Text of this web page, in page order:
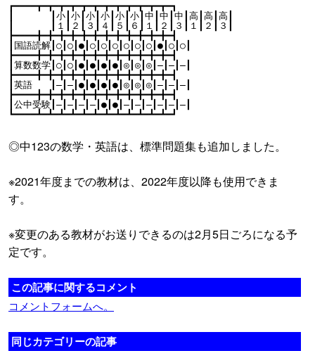
┏━━━━┳━┳━┳━┳━┳━┳━┳━┳━┳━┳━┳━┳━┓
┃ ┃小┃小┃小┃小┃小┃小┃中┃中┃中┃高┃高┃高┃
┃ ┃１┃２┃３┃４┃５┃６┃１┃２┃３┃１┃２┃３┃
┣━━━━╋━╋━╋━╋━╋━╋━╋━╋━╋━╋━╋━╋━┫
┃国語読解┃○┃○┃●┃○┃○┃○┃○┃○┃○┃●┃○┃○┃
┣━━━━╋━╋━╋━╋━╋━╋━╋━╋━╋━╋━╋━╋━┫
┃算数数学┃○┃○┃●┃●┃●┃●┃◎┃◎┃◎┃―┃―┃―┃
┣━━━━╋━╋━╋━╋━╋━╋━╋━╋━╋━╋━╋━╋━┫
┃英語 ┃―┃―┃●┃●┃●┃●┃◎┃◎┃◎┃―┃―┃―┃
┣━━━━╋━╋━╋━╋━╋━╋━╋━╋━╋━╋━╋━╋━┫
┃公中受験┃―┃―┃―┃―┃●┃●┃―┃―┃―┃―┃―┃―┃
┗━━━━┻━┻━┻━┻━┻━┻━┻━┻━┻━┻━┻━┻━┛
◎中123の数学・英語は、標準問題集も追加しました。
※2021年度までの教材は、2022年度以降も使用できま
す。
※変更のある教材がお送りできるのは2月5日ごろになる予
定です。
この記事に関するコメント
コメントフォームへ。
同じカテゴリーの記事